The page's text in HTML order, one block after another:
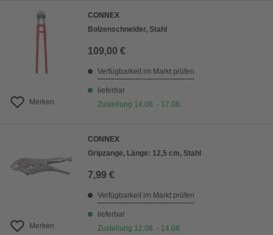
Merken
CONNEX
Bolzenschneider, Stahl
109,00 €
Verfügbarkeit im Markt prüfen
lieferbar
Zustellung 14.08. - 17.08.
Merken
CONNEX
Gripzange, Länge: 12,5 cm, Stahl
7,99 €
Verfügbarkeit im Markt prüfen
lieferbar
Zustellung 12.08. - 14.08.